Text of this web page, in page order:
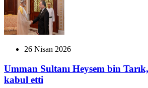
26 Nisan 2026
Umman Sultanı Heysem bin
kabul etti